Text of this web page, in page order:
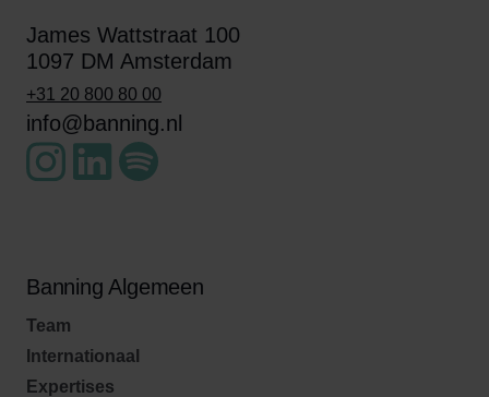
James Wattstraat 100
1097 DM Amsterdam
+31 20 800 80 00
info@banning.nl
Banning Algemeen
Team
Internationaal
Expertises